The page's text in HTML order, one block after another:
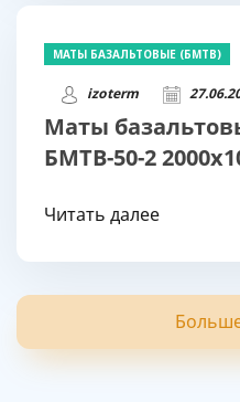
Маты
БМТВ-50-2
МАТЫ БАЗАЛЬТОВЫЕ (БМТВ)
izoterm
Читать далее